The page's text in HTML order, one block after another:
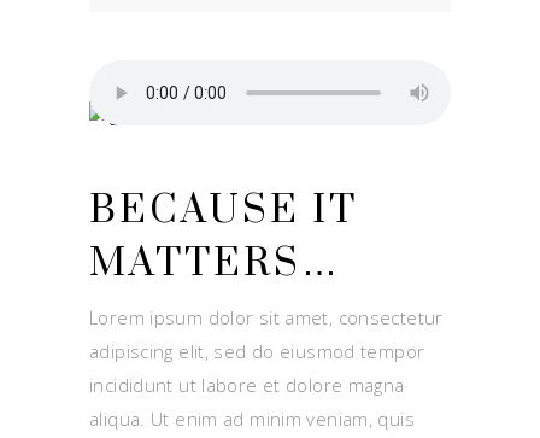
BECAUSE IT
MATTERS…
Lorem ipsum dolor sit amet, consectetur
adipiscing elit, sed do eiusmod tempor
incididunt ut labore et dolore magna
aliqua. Ut enim ad minim veniam, quis